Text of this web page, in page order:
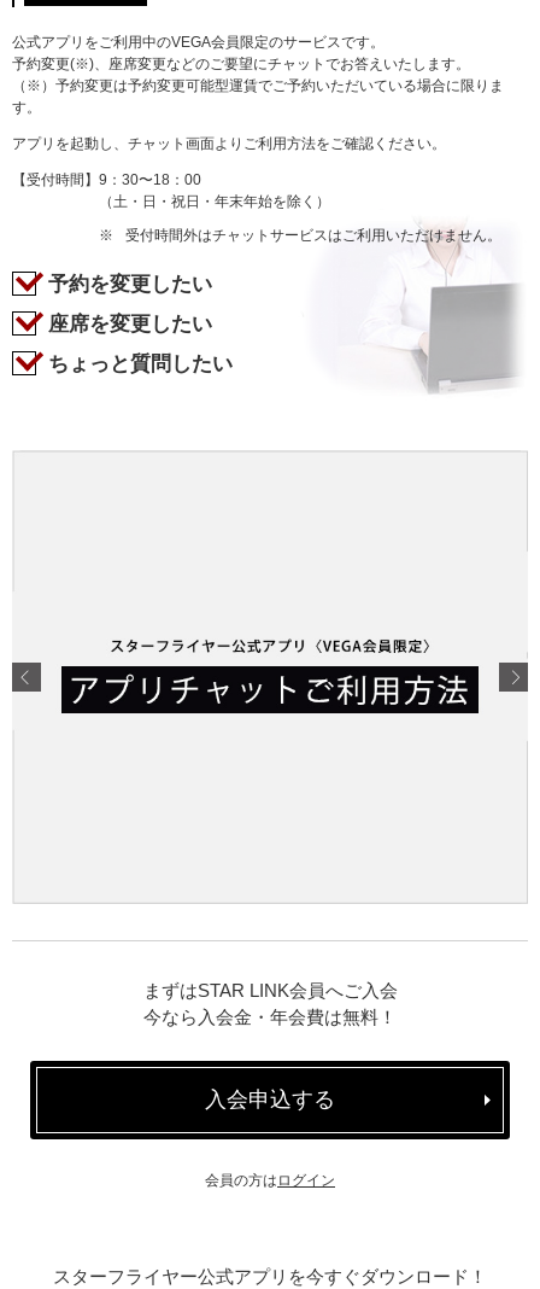
公式アプリをご利用中のVEGA会員限定のサービスです。
予約変更(※)、座席変更などのご要望にチャットでお答えいたします。
（※）予約変更は予約変更可能型運賃でご予約いただいている場合に限りま
す。
アプリを起動し、チャット画面よりご利用方法をご確認ください。
【受付時間】 9：30〜18：00
（土・日・祝日・年末年始を除く）
※
受付時間外はチャットサービスはご利用いただけません。
予約を変更したい
座席を変更したい
ちょっと質問したい
まずはSTAR LINK会員へご入会
今なら入会金・年会費は無料！
入会申込する
会員の方は ログイン
スターフライヤー公式アプリを今すぐダウンロード！